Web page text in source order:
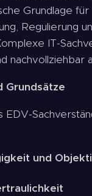
Grundlage für
Regulierung
IT-
nachvollziehbar
Grundsätze
EDV-
und